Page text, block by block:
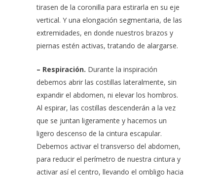
tirasen de la coronilla para estirarla en su eje
vertical. Y una elongación segmentaria, de las
extremidades, en donde nuestros brazos y
piernas estén activas, tratando de alargarse.
– Respiración. Durante la inspiración
debemos abrir las costillas lateralmente, sin
expandir el abdomen, ni elevar los hombros.
Al espirar, las costillas descenderán a la vez
que se juntan ligeramente y hacemos un
ligero descenso de la cintura escapular.
Debemos activar el transverso del abdomen,
para reducir el perímetro de nuestra cintura y
activar así el centro, llevando el ombligo hacia